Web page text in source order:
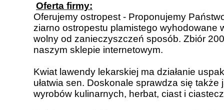
Oferta firmy:
Oferujemy ostropest - Proponujemy
ziarno ostropestu plamistego wyhodowane
wolny od zanieczyszczeń sposób. Zbiór
naszym sklepie internetowym.
Kwiat lawendy lekarskiej ma działanie
ułatwia sen. Doskonale sprawdza się także
wyrobów kulinarnych, herbat, ciast i